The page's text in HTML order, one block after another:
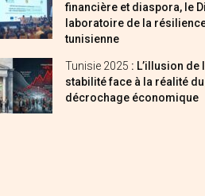
financière et diaspora, le
laboratoire de la
tunisienne
Tunisie 2025 : L’illusion de
stabilité face à la réalité du
décrochage économique